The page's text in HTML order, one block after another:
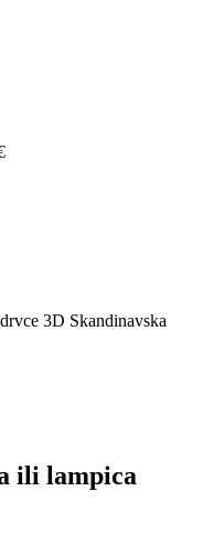
3D Skandinavska
ili lampica